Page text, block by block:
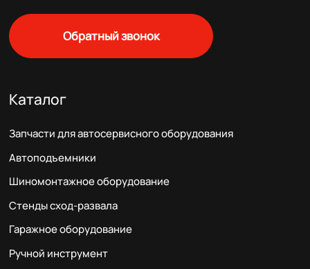
Обратный звонок
Каталог
Запчасти для автосервисного оборудования
Автоподъемники
Шиномонтажное оборудование
Стенды сход-развала
Гаражное оборудование
Ручной инструмент